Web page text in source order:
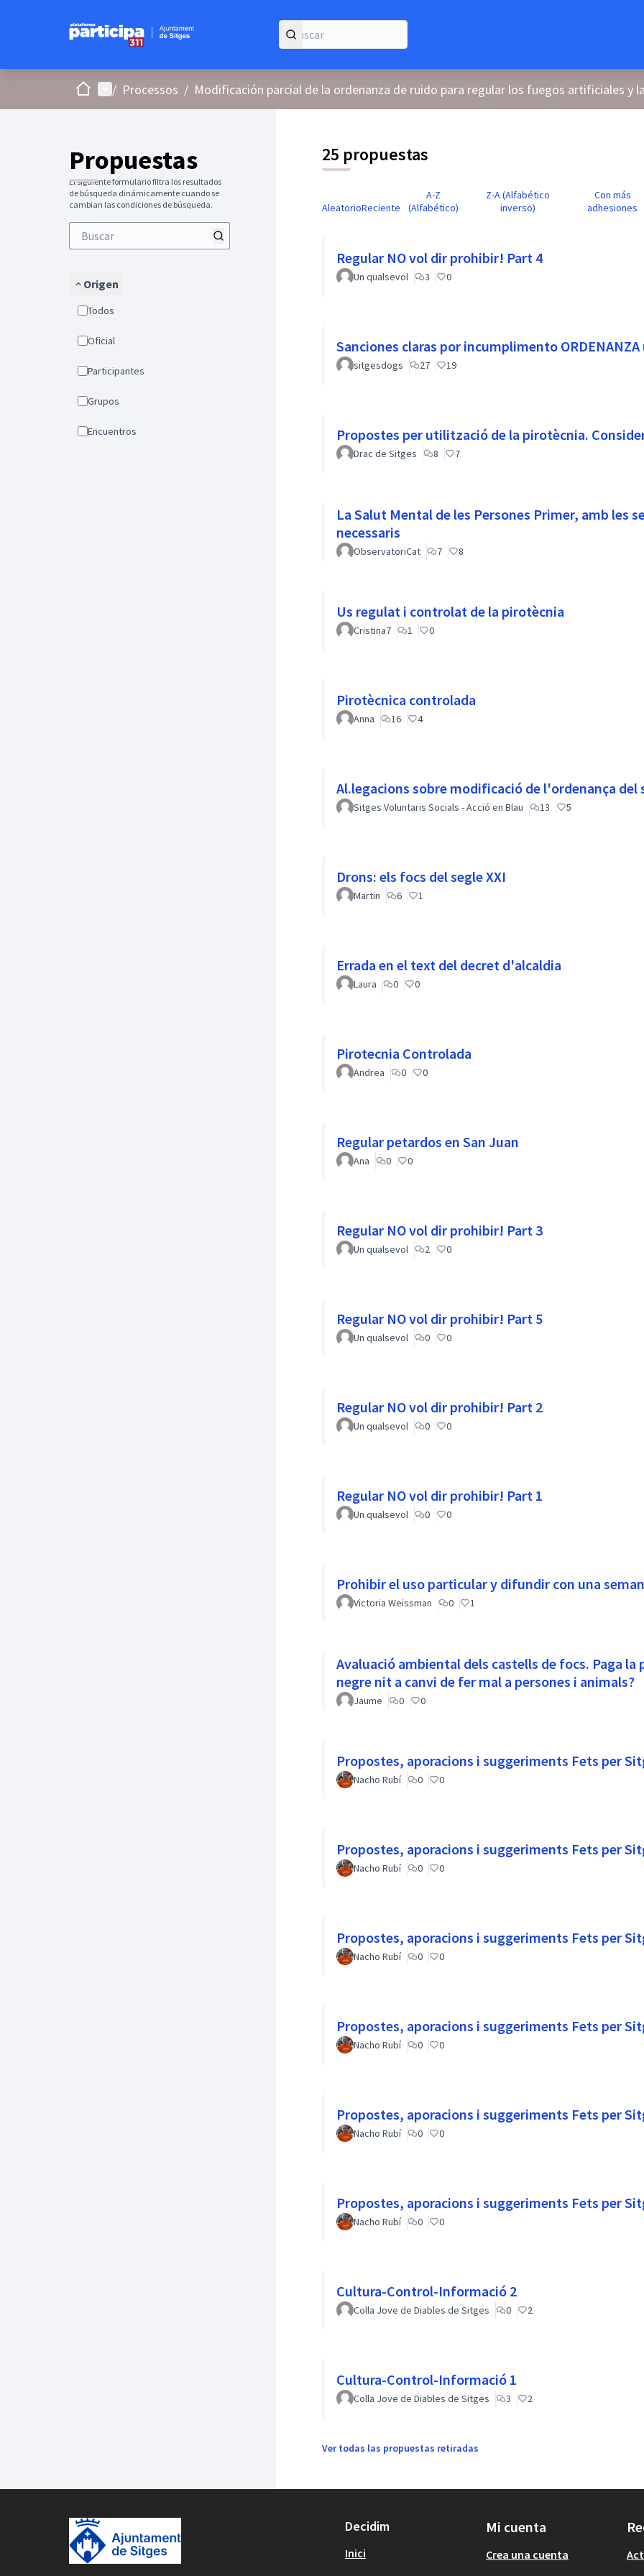
InicioMenú principal
/ Processos / Modificación parcial de la ordenanza de ruido para regular los fuegos artificiales y
Propuestas
El siguiente formulario filtra los resultados
de búsqueda dinámicamente cuando se
cambian las condiciones de búsqueda.
Origen
Todos
Oficial
Participantes
Grupos
Encuentros
25 propuestas
AleatorioReciente
A-Z
(Alfabético)
Z-A (Alfabético
inverso)
Con más
adhesiones
Regular NO vol dir prohibir! Part 4
Un qualsevol 3 0
Sanciones claras por incumplimento
sitgesdogs 27 19
Propostes per utilització de la pirotècnia.
Drac de Sitges 8 7
La Salut Mental de les Persones Primer, amb les
necessaris
ObservatoriCat 7 8
Us regulat i controlat de la pirotècnia
Cristina7 1 0
Pirotècnica controlada
Anna 16 4
Al.legacions sobre modificació de l'ordenança del
Sitges Voluntaris Socials - Acció en Blau 13 5
Drons: els focs del segle XXI
Martin 6 1
Errada en el text del decret d'alcaldia
Laura 0 0
Pirotecnia Controlada
Andrea 0 0
Regular petardos en San Juan
Ana 0 0
Regular NO vol dir prohibir! Part 3
Un qualsevol 2 0
Regular NO vol dir prohibir! Part 5
Un qualsevol 0 0
Regular NO vol dir prohibir! Part 2
Un qualsevol 0 0
Regular NO vol dir prohibir! Part 1
Un qualsevol 0 0
Prohibir el uso particular y difundir con una
Victoria Weissman 0 1
Avaluació ambiental dels castells de focs. Paga la
negre nit a canvi de fer mal a persones i animals?
Jaume 0 0
Propostes, aporacions i suggeriments Fets per
Nacho Rubí 0 0
Propostes, aporacions i suggeriments Fets per
Nacho Rubí 0 0
Propostes, aporacions i suggeriments Fets per
Nacho Rubí 0 0
Propostes, aporacions i suggeriments Fets per
Nacho Rubí 0 0
Propostes, aporacions i suggeriments Fets per
Nacho Rubí 0 0
Propostes, aporacions i suggeriments Fets per
Nacho Rubí 0 0
Cultura-Control-Informació 2
Colla Jove de Diables de Sitges 0 2
Cultura-Control-Informació 1
Colla Jove de Diables de Sitges 3 2
Ver todas las propuestas retiradas
Decidim
Inici
Mi cuenta
Crea una cuenta